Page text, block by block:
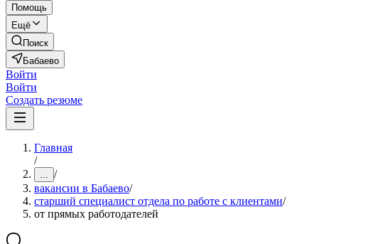
Помощь
Ещё
Поиск
Бабаево
Войти
Войти
Создать резюме
Главная
/
... /
вакансии в Бабаево/
старший специалист отдела по работе с клиентами/
от прямых работодателей